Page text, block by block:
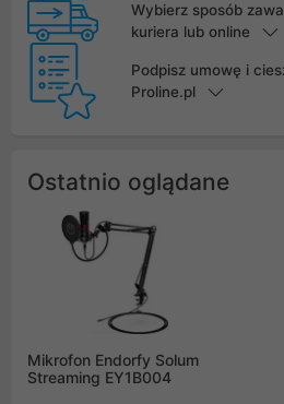
Wybierz sposób
kuriera lub online
Podpisz umowę i
Proline.pl
Ostatnio oglądane
Mikrofon Endorfy Solum
Streaming EY1B004